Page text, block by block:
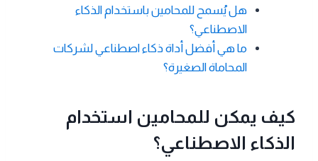
هل يُسمح للمحامين باستخدام الذكاء
الاصطناعي؟
ما هي أفضل أداة ذكاء اصطناعي لشركات
المحاماة الصغيرة؟
كيف يمكن للمحامين استخدام
الذكاء الاصطناعي؟